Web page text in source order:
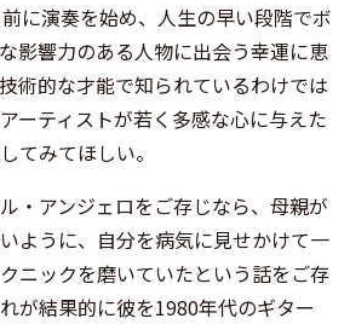
に演奏を始め、人生の早い段階でボ
影響力のある人物に出会う幸運に恵
術的な才能で知られているわけでは
ーティストが若く多感な心に与えた
てみてほしい。
・アンジェロをご存じなら、母親が
ように、自分を病気に見せかけて一
ニックを磨いていたという話をご存
が結果的に彼を1980年代のギター